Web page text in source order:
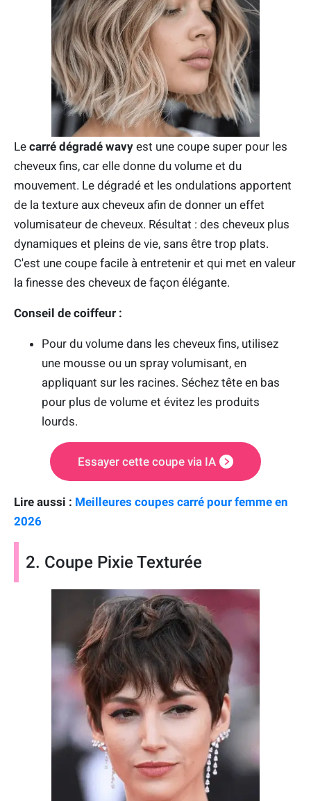
Le carré dégradé wavy est une coupe super pour les
cheveux fins, car elle donne du volume et du
mouvement. Le dégradé et les ondulations apportent
de la texture aux cheveux afin de donner un effet
volumisateur de cheveux. Résultat : des cheveux plus
dynamiques et pleins de vie, sans être trop plats.
C'est une coupe facile à entretenir et qui met en valeur
la finesse des cheveux de façon élégante.
Conseil de coiffeur :
Pour du volume dans les cheveux fins, utilisez
une mousse ou un spray volumisant, en
appliquant sur les racines. Séchez tête en bas
pour plus de volume et évitez les produits
lourds.
Essayer cette coupe via IA
Lire aussi : Meilleures coupes carré pour femme en
2026
2. Coupe Pixie Texturée